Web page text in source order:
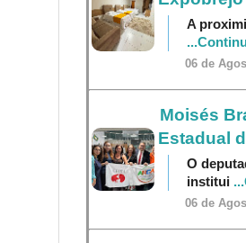
A
06 de
Moisés
Estadual
O
institui
06 de